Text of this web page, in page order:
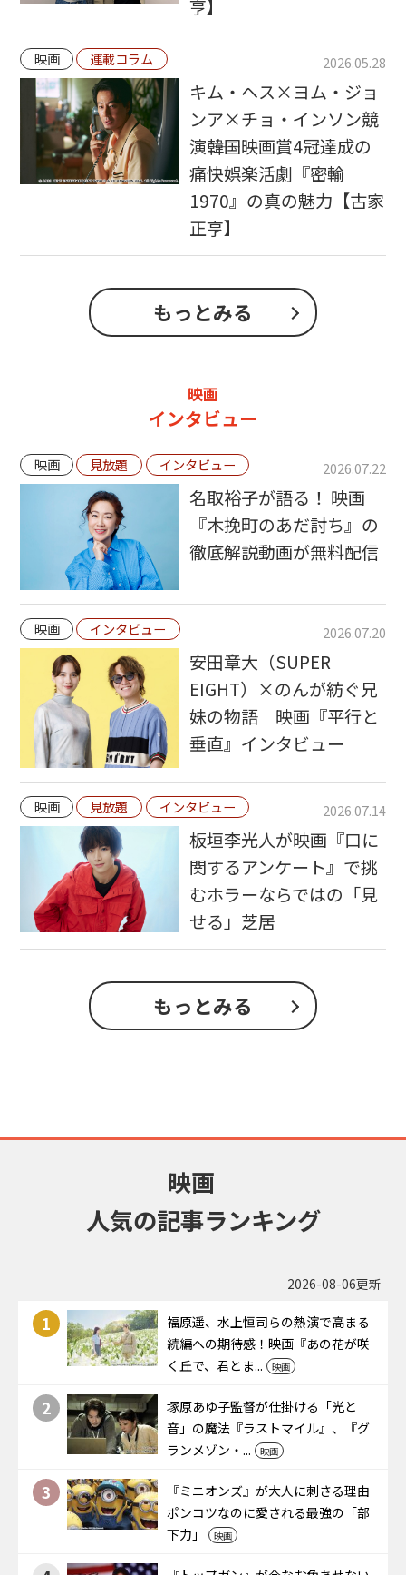
亨】
映画 連載コラム 2026.05.28
キム・ヘス×ヨム・ジョ
ンア×チョ・インソン競
演――韓国映画賞4冠達成の
痛快娯楽活劇『密輸
1970』の真の魅力【古家
正亨】
もっとみる
映画
インタビュー
映画 見放題 インタビュー 2026.07.22
名取裕子が語る！ 映画
『木挽町のあだ討ち』の
徹底解説動画が無料配信
映画 インタビュー 2026.07.20
安田章大（SUPER
EIGHT）×のんが紡ぐ兄
妹の物語 映画『平行と
垂直』インタビュー
映画 見放題 インタビュー 2026.07.14
板垣李光人が映画『口に
関するアンケート』で挑
むホラーならではの「見
せる」芝居
もっとみる
映画
人気の記事ランキング
2026-08-06更新
1
福原遥、水上恒司らの熱演で高まる
続編への期待感！映画『あの花が咲
く丘で、君とま...
映画
2
塚原あゆ子監督が仕掛ける「光と
音」の魔法――『ラストマイル』、『グ
ランメゾン・...
映画
3
『ミニオンズ』が大人に刺さる理由――
ポンコツなのに愛される最強の「部
下力」
映画